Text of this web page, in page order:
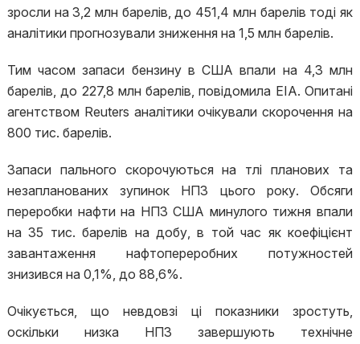
зросли на 3,2 млн барелів, до 451,4 млн барелів тоді як
аналітики прогнозували зниження на 1,5 млн барелів.
Тим часом запаси бензину в США впали на 4,3 млн
барелів, до 227,8 млн барелів, повідомила EIA. Опитані
агентством Reuters аналітики очікували скорочення на
800 тис. барелів.
Запаси пального скорочуються на тлі планових та
незапланованих зупинок НПЗ цього року. Обсяги
переробки нафти на НПЗ США минулого тижня впали
на 35 тис. барелів на добу, в той час як коефіцієнт
завантаження нафтопереробних потужностей
знизився на 0,1%, до 88,6%.
Очікується, що невдовзі ці показники зростуть,
оскільки низка НПЗ завершують технічне